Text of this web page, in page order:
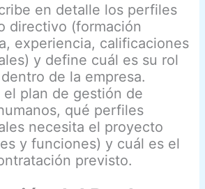
en detalle los perfiles
directivo (formación
experiencia, calificaciones
y define cuál es su rol
de la empresa.
el plan de gestión de
qué perfiles
necesita el proyecto
y funciones) y cuál es el
previsto.